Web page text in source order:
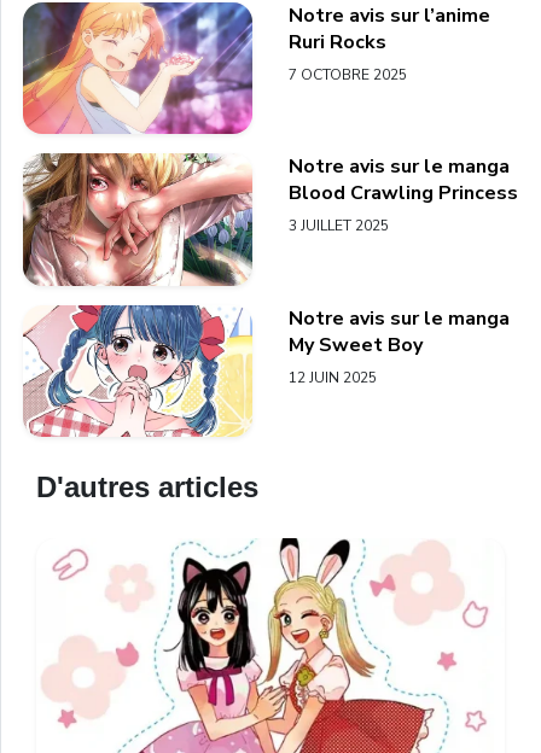
Notre avis sur l’anime
Ruri Rocks
7 OCTOBRE 2025
Notre avis sur le manga
Blood Crawling Princess
3 JUILLET 2025
Notre avis sur le manga
My Sweet Boy
12 JUIN 2025
D'autres articles